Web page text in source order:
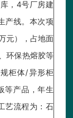
，4号厂房建
产线。本次项
元），占地面
环保热熔胶等
柜体/异形柜
等产品，年生
艺流程为：石